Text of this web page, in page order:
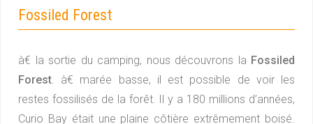
Fossiled Forest
à€ la sortie du camping, nous découvrons la Fossiled
Forest. à€ marée basse, il est possible de voir les
restes fossilisés de la forêt. Il y a 180 millions d’années,
Curio Bay était une plaine côtière extrêmement boisé.